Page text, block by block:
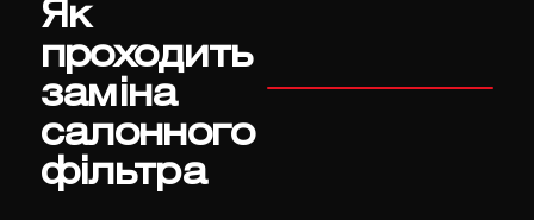
Як
проходить
заміна
салонного
фільтра